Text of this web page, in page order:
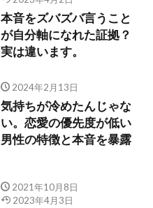
本音をズバズバ言うこと
が自分軸になれた証拠？
実は違います。
2024年2月13日
気持ちが冷めたんじゃな
い。恋愛の優先度が低い
男性の特徴と本音を暴露
2021年10月8日
2023年4月3日